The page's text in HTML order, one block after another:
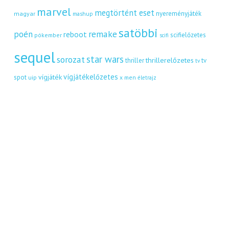
magyar marvel mashup megtörtént eset nyereményjáték
poén pókember reboot remakesatöbbi scifi scifielőzetes
sequelsorozatstar wars thriller thrillerelőzetes tv tv
spot uip vígjátékvígjátékelőzetes x men életrajz